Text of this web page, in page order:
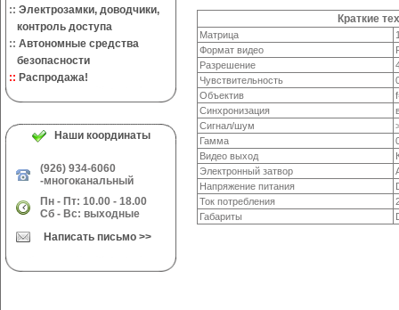
:: Электрозамки, доводчики,
контроль доступа
:: Автономные средства
безопасности
:: Распродажа!
Наши координаты
(926) 934-6060
-многоканальный
Пн - Пт: 10.00 - 18.00
Сб - Вс: выходные
Написать письмо >>
Краткие
Матрица
Формат видео
Разрешение
Чувствительность
Объектив
Синхронизация
Сигнал/шум
Гамма
Видео выход
Электронный затвор
Напряжение питания
Ток потребления
Габариты